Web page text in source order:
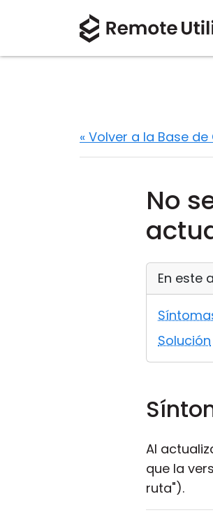
« Volver a la Base
No
En este
Solución
Al
que la
ruta").